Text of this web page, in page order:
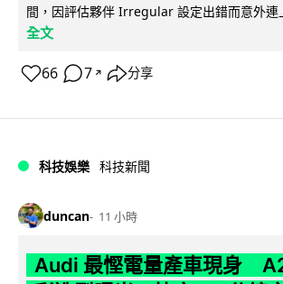
間，因評估夥伴 Irregular 設定出錯而意外連
全文
66 7 ↗ 分享
科技娛樂 科技新聞
duncan 11 小時
Audi 最慳電量產車現身